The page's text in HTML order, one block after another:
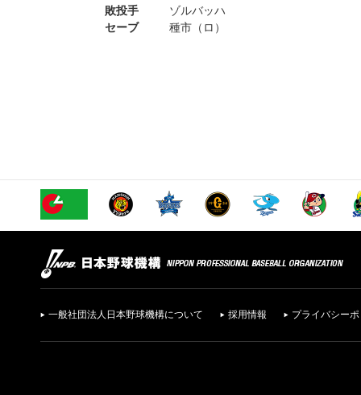
敗投手
ゾルバッハ
セーブ
種市（ロ）
一般社団法人日本野球機構について 採用情報 プライバシー